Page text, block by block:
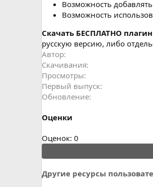
Возможность
Возможность
Cкачать БЕСПЛАТНО
русскую версию, либо
Автор
Скачивания
Просмотры
Первый выпуск
Обновление
Оценки
0
.
0
0
з
Оценок: 0
Другие ресурсы